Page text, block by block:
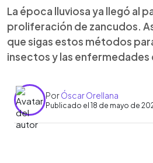
La época lluviosa ya llegó al
proliferación de zancudos.
que sigas estos métodos
insectos y las enfermedades
PorÓscar Orellana
Publicado el 18 de mayo de